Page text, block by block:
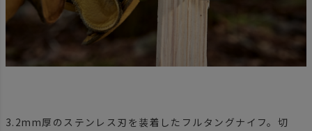
3.2mm厚のステンレス刃を装着したフルタングナイフ。切